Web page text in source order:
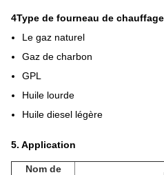
4Type de fourneau de chauffage
Le gaz naturel
Gaz de charbon
GPL
Huile lourde
Huile diesel légère
5. Application
Nom de